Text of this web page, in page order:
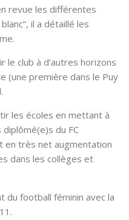
revue les différentes
il a détaillé les
le club à d’autres horizons
(une première dans le Puy
les écoles en mettant à
du FC
en très net augmentation
dans les collèges et
du football féminin avec la